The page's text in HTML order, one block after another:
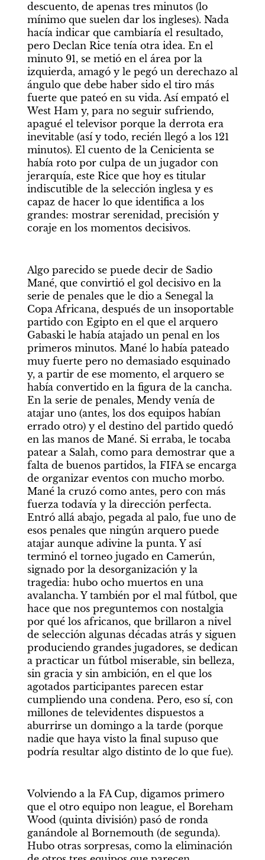
descuento, de apenas tres minutos (lo
mínimo que suelen dar los ingleses). Nada
hacía indicar que cambiaría el resultado,
pero Declan Rice tenía otra idea. En el
minuto 91, se metió en el área por la
izquierda, amagó y le pegó un derechazo al
ángulo que debe haber sido el tiro más
fuerte que pateó en su vida. Así empató el
West Ham y, para no seguir sufriendo,
apagué el televisor porque la derrota era
inevitable (así y todo, recién llegó a los 121
minutos). El cuento de la Cenicienta se
había roto por culpa de un jugador con
jerarquía, este Rice que hoy es titular
indiscutible de la selección inglesa y es
capaz de hacer lo que identifica a los
grandes: mostrar serenidad, precisión y
coraje en los momentos decisivos.
Algo parecido se puede decir de Sadio
Mané, que convirtió el gol decisivo en la
serie de penales que le dio a Senegal la
Copa Africana, después de un insoportable
partido con Egipto en el que el arquero
Gabaski le había atajado un penal en los
primeros minutos. Mané lo había pateado
muy fuerte pero no demasiado esquinado
y, a partir de ese momento, el arquero se
había convertido en la figura de la cancha.
En la serie de penales, Mendy venía de
atajar uno (antes, los dos equipos habían
errado otro) y el destino del partido quedó
en las manos de Mané. Si erraba, le tocaba
patear a Salah, como para demostrar que a
falta de buenos partidos, la FIFA se encarga
de organizar eventos con mucho morbo.
Mané la cruzó como antes, pero con más
fuerza todavía y la dirección perfecta.
Entró allá abajo, pegada al palo, fue uno de
esos penales que ningún arquero puede
atajar aunque adivine la punta. Y así
terminó el torneo jugado en Camerún,
signado por la desorganización y la
tragedia: hubo ocho muertos en una
avalancha. Y también por el mal fútbol, que
hace que nos preguntemos con nostalgia
por qué los africanos, que brillaron a nivel
de selección algunas décadas atrás y siguen
produciendo grandes jugadores, se dedican
a practicar un fútbol miserable, sin belleza,
sin gracia y sin ambición, en el que los
agotados participantes parecen estar
cumpliendo una condena. Pero, eso sí, con
millones de televidentes dispuestos a
aburrirse un domingo a la tarde (porque
nadie que haya visto la final supuso que
podría resultar algo distinto de lo que fue).
Volviendo a la FA Cup, digamos primero
que el otro equipo non league, el Boreham
Wood (quinta división) pasó de ronda
ganándole al Bornemouth (de segunda).
Hubo otras sorpresas, como la eliminación